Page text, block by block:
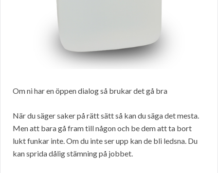
Om ni har en öppen dialog så brukar det gå bra
När du säger saker på rätt sätt så kan du säga det mesta.
Men att bara gå fram till någon och be dem att ta bort
lukt funkar inte. Om du inte ser upp kan de bli ledsna. Du
kan sprida dålig stämning på jobbet.